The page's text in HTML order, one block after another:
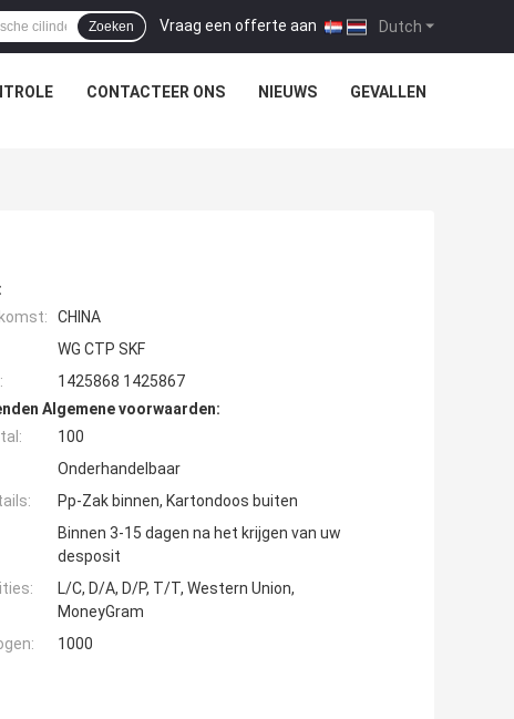
Dutch
Vraag een offerte aan |
Zoeken
CONTACTEER ONS NIEUWS GEVALLEN
CHINA
WG CTP SKF
1425868 1425867
Algemene voorwaarden:
100
Onderhandelbaar
Pp-Zak binnen, Kartondoos buiten
Binnen 3-15 dagen na het krijgen van uw
desposit
L/C, D/A, D/P, T/T, Western Union,
MoneyGram
1000